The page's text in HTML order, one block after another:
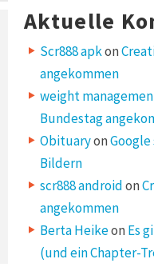
Aktuelle
Scr888 apkon
angekommen
weight
Bundestag
ObituaryonGoogle
Bildern
scr888 androidon
angekommen
Berta Heikeon Es
(und ein Chapter-